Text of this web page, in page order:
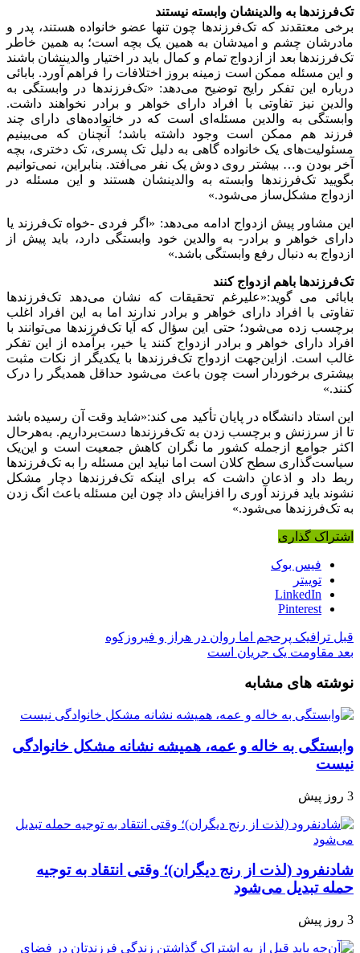
تک‌فرزندها به والدینشان وابسته نیستند
برخی معتقدند که تک‌فرزندها چون تنها عضو خانواده هستند، پدر و
مادرشان چشم و امیدشان به همین یک بچه است؛ به همین خاطر
تک‌فرزندها بعد از ازدواج تمام و کمال باید در اختیار والدینشان باشند
و این مسئله ممکن است زمینه بروز اختلافات را فراهم آورد. بابائی
درباره این تفکر رایج توضیح می‌دهد: «تک‌فرزندها در وابستگی به
والدین نیز تفاوتی با افراد دارای خواهر و برادر نخواهند داشت.
وابستگی به والدین مسئله‌ای است که در خانواده‌های دارای چند
فرزند هم ممکن است وجود داشته باشد؛ آنچنان که می‌بینیم
مسئولیت‌های یک خانواده گاهی به دلیل تک پسری، تک دختری، بچه
آخر بودن و… بیشتر روی دوش یک نفر می‌افتد. بنابراین، نمی‌توانیم
بگویید تک‌فرزندها وابسته به والدینشان هستند و این مسئله در
ازدواج مشکل‌ساز می‌شود.»
این مشاور پیش ازدواج ادامه می‌دهد: «اگر فردی -خواه تک‌فرزند یا
دارای خواهر و برادر- به والدین خود وابستگی دارد، باید پیش از
ازدواج به دنبال رفع وابستگی باشد.»
تک‌فرزندها باهم ازدواج کنند
بابائی می گوید:«علیرغم تحقیقات که نشان می‌دهد تک‌فرزندها
تفاوتی با افراد دارای خواهر و برادر ندارند اما به این افراد اغلب
برچسب زده می‌شود؛ حتی این سؤال که آیا تک‌فرزندها می‌توانند با
افراد دارای خواهر و برادر ازدواج کنند یا خیر، برآمده از این تفکر
غالب است. ازاین‌جهت ازدواج تک‌فرزندها با یکدیگر از نکات مثبت
بیشتری برخوردار است چون باعث می‌شود حداقل همدیگر را درک
کنند.»
این استاد دانشگاه در پایان تأکید می کند:«شاید وقت آن رسیده باشد
تا از سرزنش و برچسب زدن به تک‌فرزندها دست‌برداریم. به‌هرحال
اکثر جوامع ازجمله کشور ما نگران کاهش جمعیت است و این‌یک
سیاست‌گذاری سطح کلان است اما نباید این مسئله را به تک‌فرزندها
ربط داد و اذعان داشت که برای اینکه تک‌فرزندها دچار مشکل
نشوند باید فرزند آوری را افزایش داد چون این مسئله باعث انگ زدن
به تک‌فرزندها می‌شود.»
اشتراک گذاری
فیس بوک
توییتر
LinkedIn
Pinterest
قبل ترافیک پرحجم اما روان در هراز و فیروزکوه
بعد مقاومت یک جریان است
نوشته های مشابه
وابستگی به خاله و عمه، همیشه نشانه مشکل خانوادگی
نیست
3 روز پیش
شادنفرود (لذت از رنج دیگران)؛ وقتی انتقاد به توجیه
حمله تبدیل می‌شود
3 روز پیش